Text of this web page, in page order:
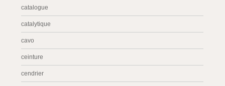
catalogue
catalytique
cavo
ceinture
cendrier